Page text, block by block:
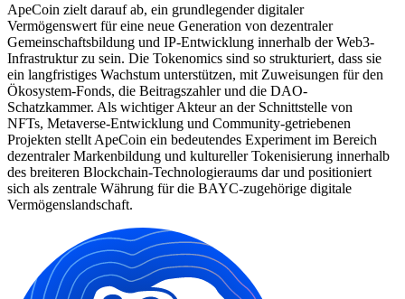
ApeCoin zielt darauf ab, ein grundlegender digitaler
Vermögenswert für eine neue Generation von dezentraler
Gemeinschaftsbildung und IP-Entwicklung innerhalb der Web3-
Infrastruktur zu sein. Die Tokenomics sind so strukturiert, dass sie
ein langfristiges Wachstum unterstützen, mit Zuweisungen für den
Ökosystem-Fonds, die Beitragszahler und die DAO-
Schatzkammer. Als wichtiger Akteur an der Schnittstelle von
NFTs, Metaverse-Entwicklung und Community-getriebenen
Projekten stellt ApeCoin ein bedeutendes Experiment im Bereich
dezentraler Markenbildung und kultureller Tokenisierung innerhalb
des breiteren Blockchain-Technologieraums dar und positioniert
sich als zentrale Währung für die BAYC-zugehörige digitale
Vermögenslandschaft.